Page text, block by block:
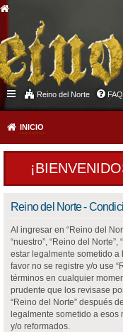
Reino del Norte FAQ
INICIO
Reino del Norte -
Al ingresar en “Reino del
“nuestro”, “Reino del
estar legalmente sometido
favor no se registre y/o use
términos en cualquier
prudente que los revisase
“Reino del Norte” después
legalmente sometido a
y/o reformados.